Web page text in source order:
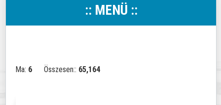
:: MENÜ ::
Ma: 6 Összesen:: 65,164